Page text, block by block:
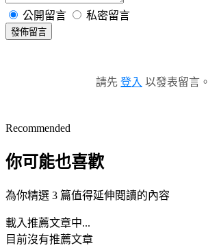
公開留言 私密留言
發佈留言
請先 登入 以發表留言。
Recommended
你可能也喜歡
為你精選 3 篇值得延伸閱讀的內容
載入推薦文章中...
目前沒有推薦文章